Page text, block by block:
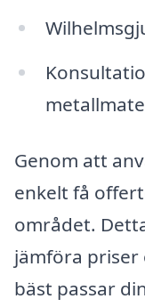
Genom att
enkelt få
området.
jämföra priser
bäst passar